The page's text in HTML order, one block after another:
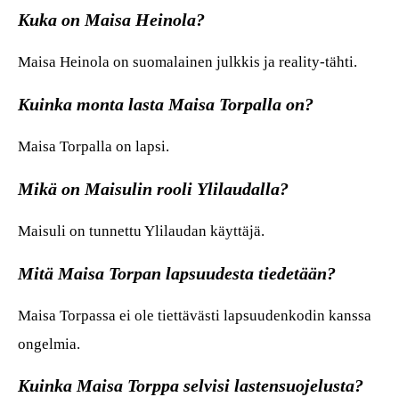
Kuka on Maisa Heinola?
Maisa Heinola on suomalainen julkkis ja reality-tähti.
Kuinka monta lasta Maisa Torpalla on?
Maisa Torpalla on lapsi.
Mikä on Maisulin rooli Ylilaudalla?
Maisuli on tunnettu Ylilaudan käyttäjä.
Mitä Maisa Torpan lapsuudesta tiedetään?
Maisa Torpassa ei ole tiettävästi lapsuudenkodin kanssa
ongelmia.
Kuinka Maisa Torppa selvisi lastensuojelusta?